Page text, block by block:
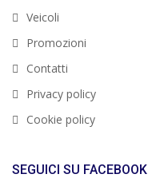
Veicoli
Promozioni
Contatti
Privacy policy
Cookie policy
SEGUICI SU FACEBOOK